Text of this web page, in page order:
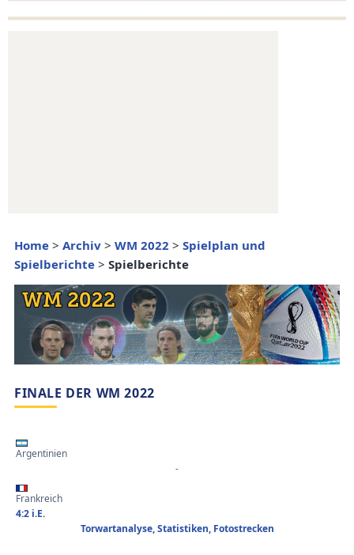
Home > Archiv > WM 2022 > Spielplan und
Spielberichte > Spielberichte
FINALE DER WM 2022
Argentinien
-
Frankreich
4:2 i.E.
Torwartanalyse, Statistiken, Fotostrecken